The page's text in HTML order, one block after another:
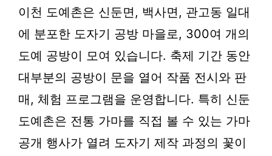
이천 도예촌은 신둔면, 백사면, 관고동 일대
에 분포한 도자기 공방 마을로, 300여 개의
도예 공방이 모여 있습니다. 축제 기간 동안
대부분의 공방이 문을 열어 작품 전시와 판
매, 체험 프로그램을 운영합니다. 특히 신둔
도예촌은 전통 가마를 직접 볼 수 있는 가마
공개 행사가 열려 도자기 제작 과정의 꽃이